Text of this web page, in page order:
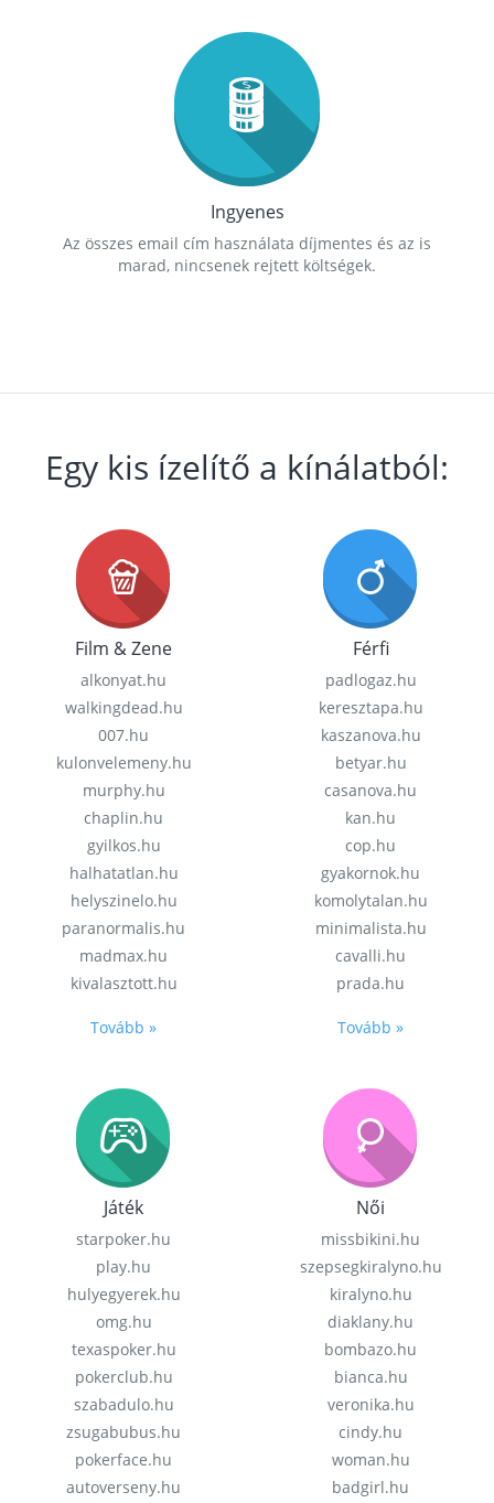
Ingyenes
Az összes email cím használata díjmentes és az is
marad, nincsenek rejtett költségek.
Egy kis ízelítő a kínálatból:
Film & Zene
alkonyat.hu
walkingdead.hu
007.hu
kulonvelemeny.hu
murphy.hu
chaplin.hu
gyilkos.hu
halhatatlan.hu
helyszinelo.hu
paranormalis.hu
madmax.hu
kivalasztott.hu
Tovább »
Férfi
padlogaz.hu
keresztapa.hu
kaszanova.hu
betyar.hu
casanova.hu
kan.hu
cop.hu
gyakornok.hu
komolytalan.hu
minimalista.hu
cavalli.hu
prada.hu
Tovább »
Játék
starpoker.hu
play.hu
hulyegyerek.hu
omg.hu
texaspoker.hu
pokerclub.hu
szabadulo.hu
zsugabubus.hu
pokerface.hu
autoverseny.hu
Női
missbikini.hu
szepsegkiralyno.hu
kiralyno.hu
diaklany.hu
bombazo.hu
bianca.hu
veronika.hu
cindy.hu
woman.hu
badgirl.hu